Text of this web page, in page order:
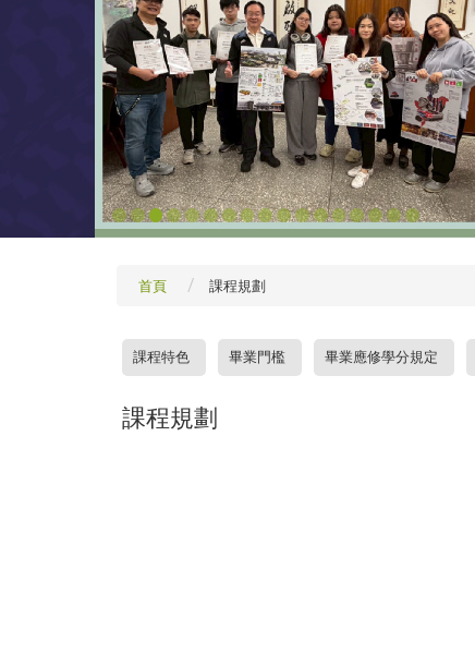
1 2 3 4 5 6 7 8 9 1011121314151617
首頁 課程規劃
課程特色 畢業門檻 畢業應修學分規定
課程規劃